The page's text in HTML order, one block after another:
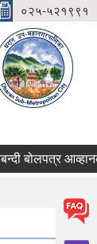
०२५-५२१९९१
लिलाम बिक्री सम्बन्धि